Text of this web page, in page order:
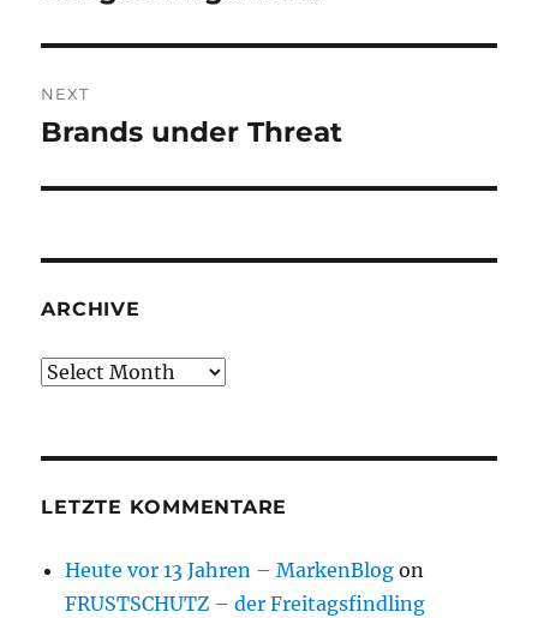
NEXT
Next
Brands under Threat
ARCHIVE
Archive
LETZTE KOMMENTARE
Heute vor 13 Jahren – MarkenBlog on
FRUSTSCHUTZ – der Freitagsfindling